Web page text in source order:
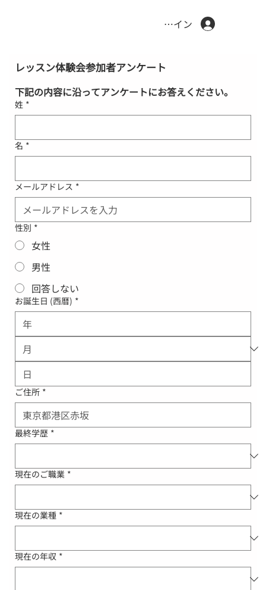
ログイン
レッスン体験会参加者アンケート
下記の内容に沿ってアンケートにお答えください。
姓 *
名 *
メールアドレス *
性別 *
女性
男性
回答しない
お誕生日 (西暦) *
ご住所 *
最終学歴 *
現在のご職業 *
現在の業種 *
現在の年収 *